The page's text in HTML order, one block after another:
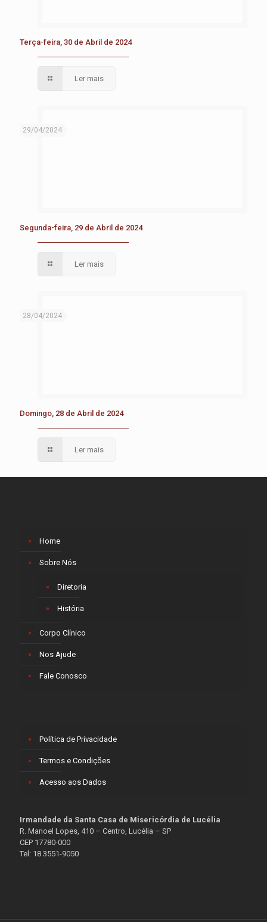
Terça-feira, 30 de Abril de 2024
Ler mais
29/04/2024
Segunda-feira, 29 de Abril de 2024
Ler mais
28/04/2024
Domingo, 28 de Abril de 2024
Ler mais
Home
Sobre Nós
Diretoria
História
Corpo Clínico
Nos Ajude
Fale Conosco
Política de Privacidade
Termos e Condições
Acesso aos Dados
Irmandade da Santa Casa de Misericórdia de Lucélia
R. Manoel Lopes, 410 – Centro, Lucélia – SP
CEP 17780-000
Tel: 18 3551-9050